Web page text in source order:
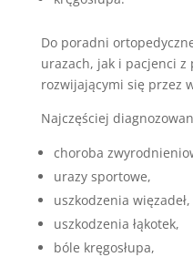
Do poradni
urazach, jak i pacjenci z
rozwijającymi się przez
Najczęściej
choroba
urazy sportowe,
uszkodzenia więzadeł,
uszkodzenia łąkotek,
bóle kręgosłupa,